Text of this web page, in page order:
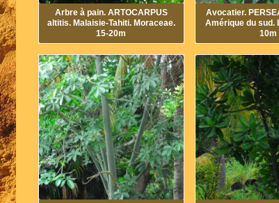
Arbre à pain. ARTOCARPUS
altitis. Malaisie-Tahiti. Moraceae.
15-20m
Avocatier. PERSEA americana.
Amérique du sud.
10m